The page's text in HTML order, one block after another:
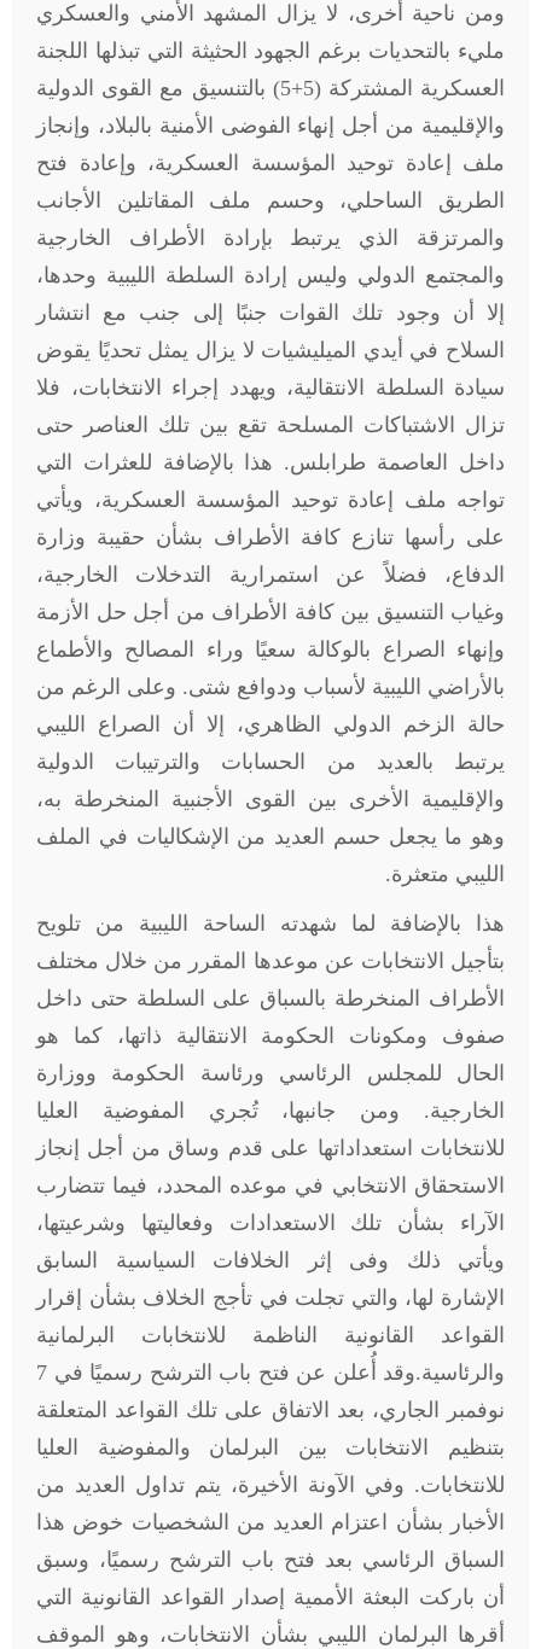
ومن ناحية أخرى، لا يزال المشهد الأمني والعسكري
مليء بالتحديات برغم الجهود الحثيثة التي تبذلها اللجنة
العسكرية المشتركة (5+5) بالتنسيق مع القوى الدولية
والإقليمية من أجل إنهاء الفوضى الأمنية بالبلاد، وإنجاز
ملف إعادة توحيد المؤسسة العسكرية، وإعادة فتح
الطريق الساحلي، وحسم ملف المقاتلين الأجانب
والمرتزقة الذي يرتبط بإرادة الأطراف الخارجية
والمجتمع الدولي وليس إرادة السلطة الليبية وحدها،
إلا أن وجود تلك القوات جنبًا إلى جنب مع انتشار
السلاح في أيدي الميليشيات لا يزال يمثل تحديًا يقوض
سيادة السلطة الانتقالية، ويهدد إجراء الانتخابات، فلا
تزال الاشتباكات المسلحة تقع بين تلك العناصر حتى
داخل العاصمة طرابلس. هذا بالإضافة للعثرات التي
تواجه ملف إعادة توحيد المؤسسة العسكرية، ويأتي
على رأسها تنازع كافة الأطراف بشأن حقيبة وزارة
الدفاع، فضلاً عن استمرارية التدخلات الخارجية،
وغياب التنسيق بين كافة الأطراف من أجل حل الأزمة
وإنهاء الصراع بالوكالة سعيًا وراء المصالح والأطماع
بالأراضي الليبية لأسباب ودوافع شتى. وعلى الرغم من
حالة الزخم الدولي الظاهري، إلا أن الصراع الليبي
يرتبط بالعديد من الحسابات والترتيبات الدولية
والإقليمية الأخرى بين القوى الأجنبية المنخرطة به،
وهو ما يجعل حسم العديد من الإشكاليات في الملف
الليبي متعثرة.
هذا بالإضافة لما شهدته الساحة الليبية من تلويح
بتأجيل الانتخابات عن موعدها المقرر من خلال مختلف
الأطراف المنخرطة بالسباق على السلطة حتى داخل
صفوف ومكونات الحكومة الانتقالية ذاتها، كما هو
الحال للمجلس الرئاسي ورئاسة الحكومة ووزارة
الخارجية. ومن جانبها، تُجري المفوضية العليا
للانتخابات استعداداتها على قدم وساق من أجل إنجاز
الاستحقاق الانتخابي في موعده المحدد، فيما تتضارب
الآراء بشأن تلك الاستعدادات وفعاليتها وشرعيتها،
ويأتي ذلك وفى إثر الخلافات السياسية السابق
الإشارة لها، والتي تجلت في تأجج الخلاف بشأن إقرار
القواعد القانونية الناظمة للانتخابات البرلمانية
والرئاسية.وقد أُعلن عن فتح باب الترشح رسميًا في 7
نوفمبر الجاري، بعد الاتفاق على تلك القواعد المتعلقة
بتنظيم الانتخابات بين البرلمان والمفوضية العليا
للانتخابات. وفي الآونة الأخيرة، يتم تداول العديد من
الأخبار بشأن اعتزام العديد من الشخصيات خوض هذا
السباق الرئاسي بعد فتح باب الترشح رسميًا، وسبق
أن باركت البعثة الأممية إصدار القواعد القانونية التي
أقرها البرلمان الليبي بشأن الانتخابات، وهو الموقف